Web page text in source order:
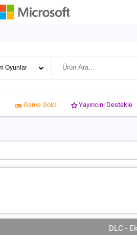
Game Gold Yayıncını Destekle
DLC -